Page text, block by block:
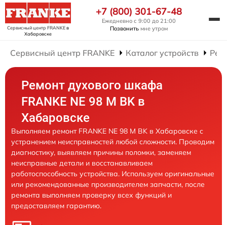
Сервисный центр FRANKEв
Хабаровске
+7 (800) 301-67-48
Ежедневно с 9:00 до 21:00
Позвонить мне утром
Сервисный центр FRANKE Каталог устройств
Ремонт духового шкафа
FRANKE NE 98 M BK в
Хабаровске
Выполняем ремонт FRANKE NE 98 M BK в Хабаровске с
устранением неисправностей любой сложности. Проводим
диагностику, выявляем причины поломки, заменяем
неисправные детали и восстанавливаем
работоспособность устройства. Используем оригинальные
или рекомендованные производителем запчасти, после
ремонта выполняем проверку всех функций и
предоставляем гарантию.